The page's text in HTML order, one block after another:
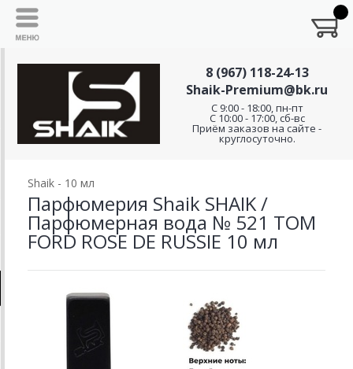
8 (967) 118-24-13
Shaik-Premium@bk.ru
C 9:00 - 18:00, пн-пт
С 10:00 - 17:00, сб-вс
Приём заказов на сайте -
круглосуточно.
Shaik - 10 мл
Парфюмерия Shaik SHAIK /
Парфюмерная вода № 521 TOM
FORD ROSE DE RUSSIE 10 мл